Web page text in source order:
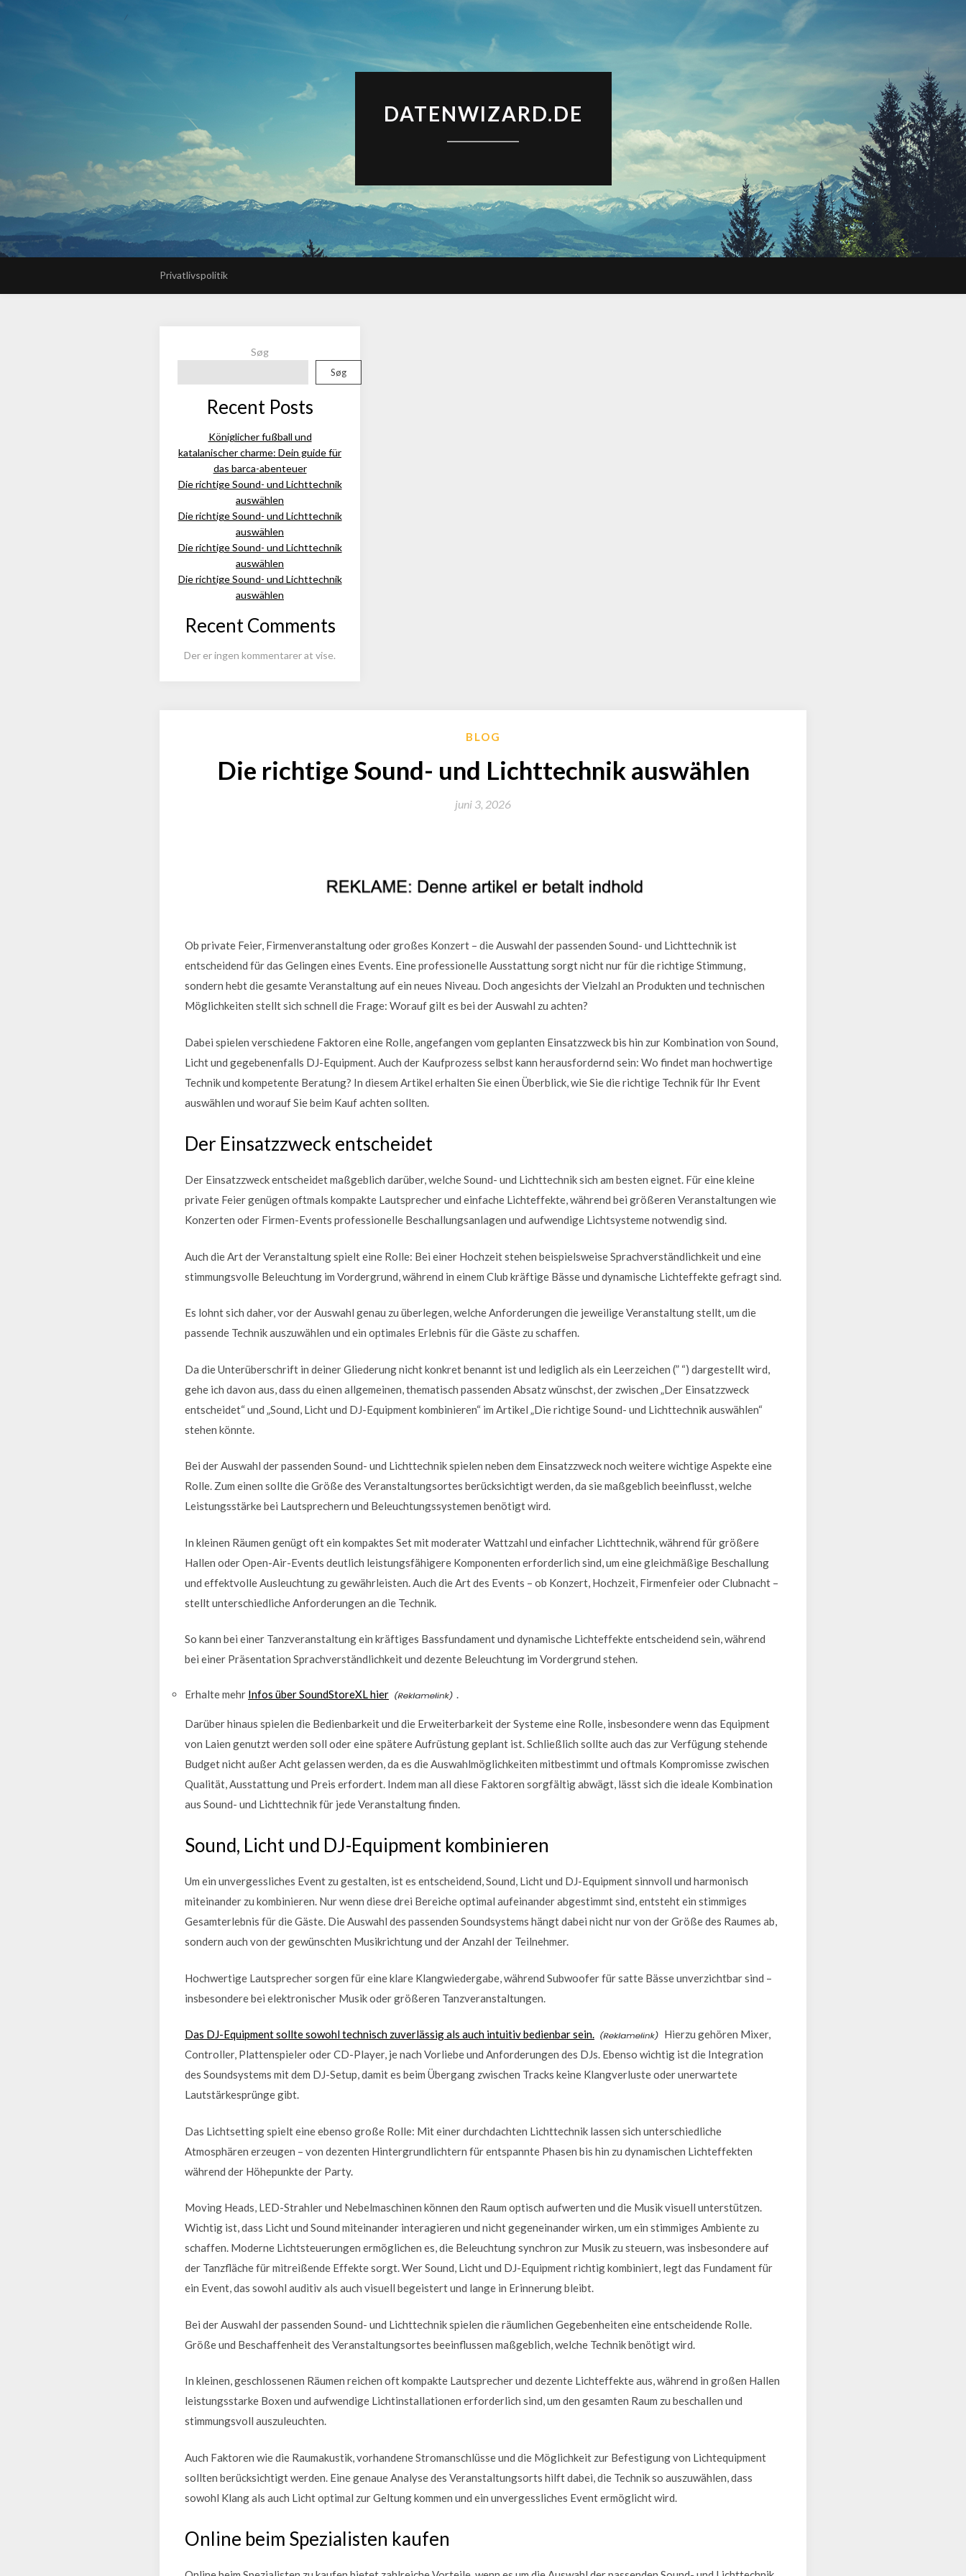
DATENWIZARD.DE
Privatlivspolitik
Søg
Søg
Recent Posts
Königlicher fußball und
katalanischer charme: Dein guide für
das barca-abenteuer
Die richtige Sound- und Lichttechnik
auswählen
Die richtige Sound- und Lichttechnik
auswählen
Die richtige Sound- und Lichttechnik
auswählen
Die richtige Sound- und Lichttechnik
auswählen
Recent Comments
Der er ingen kommentarer at vise.
BLOG
Die richtige Sound- und Lichttechnik auswählen
juni 3, 2026
Ob private Feier, Firmenveranstaltung oder großes Konzert – die Auswahl der passenden Sound- und Lichttechnik ist
entscheidend für das Gelingen eines Events. Eine professionelle Ausstattung sorgt nicht nur für die richtige Stimmung,
sondern hebt die gesamte Veranstaltung auf ein neues Niveau. Doch angesichts der Vielzahl an Produkten und technischen
Möglichkeiten stellt sich schnell die Frage: Worauf gilt es bei der Auswahl zu achten?
Dabei spielen verschiedene Faktoren eine Rolle, angefangen vom geplanten Einsatzzweck bis hin zur Kombination von Sound,
Licht und gegebenenfalls DJ-Equipment. Auch der Kaufprozess selbst kann herausfordernd sein: Wo findet man hochwertige
Technik und kompetente Beratung? In diesem Artikel erhalten Sie einen Überblick, wie Sie die richtige Technik für Ihr Event
auswählen und worauf Sie beim Kauf achten sollten.
Der Einsatzzweck entscheidet
Der Einsatzzweck entscheidet maßgeblich darüber, welche Sound- und Lichttechnik sich am besten eignet. Für eine kleine
private Feier genügen oftmals kompakte Lautsprecher und einfache Lichteffekte, während bei größeren Veranstaltungen wie
Konzerten oder Firmen-Events professionelle Beschallungsanlagen und aufwendige Lichtsysteme notwendig sind.
Auch die Art der Veranstaltung spielt eine Rolle: Bei einer Hochzeit stehen beispielsweise Sprachverständlichkeit und eine
stimmungsvolle Beleuchtung im Vordergrund, während in einem Club kräftige Bässe und dynamische Lichteffekte gefragt sind.
Es lohnt sich daher, vor der Auswahl genau zu überlegen, welche Anforderungen die jeweilige Veranstaltung stellt, um die
passende Technik auszuwählen und ein optimales Erlebnis für die Gäste zu schaffen.
Da die Unterüberschrift in deiner Gliederung nicht konkret benannt ist und lediglich als ein Leerzeichen (” “) dargestellt wird,
gehe ich davon aus, dass du einen allgemeinen, thematisch passenden Absatz wünschst, der zwischen „Der Einsatzzweck
entscheidet“ und „Sound, Licht und DJ-Equipment kombinieren“ im Artikel „Die richtige Sound- und Lichttechnik auswählen“
stehen könnte.
Bei der Auswahl der passenden Sound- und Lichttechnik spielen neben dem Einsatzzweck noch weitere wichtige Aspekte eine
Rolle. Zum einen sollte die Größe des Veranstaltungsortes berücksichtigt werden, da sie maßgeblich beeinflusst, welche
Leistungsstärke bei Lautsprechern und Beleuchtungssystemen benötigt wird.
In kleinen Räumen genügt oft ein kompaktes Set mit moderater Wattzahl und einfacher Lichttechnik, während für größere
Hallen oder Open-Air-Events deutlich leistungsfähigere Komponenten erforderlich sind, um eine gleichmäßige Beschallung
und effektvolle Ausleuchtung zu gewährleisten. Auch die Art des Events – ob Konzert, Hochzeit, Firmenfeier oder Clubnacht –
stellt unterschiedliche Anforderungen an die Technik.
So kann bei einer Tanzveranstaltung ein kräftiges Bassfundament und dynamische Lichteffekte entscheidend sein, während
bei einer Präsentation Sprachverständlichkeit und dezente Beleuchtung im Vordergrund stehen.
Erhalte mehr Infos über SoundStoreXL hier
Darüber hinaus spielen die Bedienbarkeit und die Erweiterbarkeit der Systeme eine Rolle, insbesondere wenn das Equipment
von Laien genutzt werden soll oder eine spätere Aufrüstung geplant ist. Schließlich sollte auch das zur Verfügung stehende
Budget nicht außer Acht gelassen werden, da es die Auswahlmöglichkeiten mitbestimmt und oftmals Kompromisse zwischen
Qualität, Ausstattung und Preis erfordert. Indem man all diese Faktoren sorgfältig abwägt, lässt sich die ideale Kombination
aus Sound- und Lichttechnik für jede Veranstaltung finden.
Sound, Licht und DJ-Equipment kombinieren
Um ein unvergessliches Event zu gestalten, ist es entscheidend, Sound, Licht und DJ-Equipment sinnvoll und harmonisch
miteinander zu kombinieren. Nur wenn diese drei Bereiche optimal aufeinander abgestimmt sind, entsteht ein stimmiges
Gesamterlebnis für die Gäste. Die Auswahl des passenden Soundsystems hängt dabei nicht nur von der Größe des Raumes ab,
sondern auch von der gewünschten Musikrichtung und der Anzahl der Teilnehmer.
Hochwertige Lautsprecher sorgen für eine klare Klangwiedergabe, während Subwoofer für satte Bässe unverzichtbar sind –
insbesondere bei elektronischer Musik oder größeren Tanzveranstaltungen.
Das DJ-Equipment sollte sowohl technisch zuverlässig als auch intuitiv bedienbar sein.
Hierzu gehören Mixer,
Controller, Plattenspieler oder CD-Player, je nach Vorliebe und Anforderungen des DJs. Ebenso wichtig ist die Integration
des Soundsystems mit dem DJ-Setup, damit es beim Übergang zwischen Tracks keine Klangverluste oder unerwartete
Lautstärkesprünge gibt.
Das Lichtsetting spielt eine ebenso große Rolle: Mit einer durchdachten Lichttechnik lassen sich unterschiedliche
Atmosphären erzeugen – von dezenten Hintergrundlichtern für entspannte Phasen bis hin zu dynamischen Lichteffekten
während der Höhepunkte der Party.
Moving Heads, LED-Strahler und Nebelmaschinen können den Raum optisch aufwerten und die Musik visuell unterstützen.
Wichtig ist, dass Licht und Sound miteinander interagieren und nicht gegeneinander wirken, um ein stimmiges Ambiente zu
schaffen. Moderne Lichtsteuerungen ermöglichen es, die Beleuchtung synchron zur Musik zu steuern, was insbesondere auf
der Tanzfläche für mitreißende Effekte sorgt. Wer Sound, Licht und DJ-Equipment richtig kombiniert, legt das Fundament für
ein Event, das sowohl auditiv als auch visuell begeistert und lange in Erinnerung bleibt.
Bei der Auswahl der passenden Sound- und Lichttechnik spielen die räumlichen Gegebenheiten eine entscheidende Rolle.
Größe und Beschaffenheit des Veranstaltungsortes beeinflussen maßgeblich, welche Technik benötigt wird.
In kleinen, geschlossenen Räumen reichen oft kompakte Lautsprecher und dezente Lichteffekte aus, während in großen Hallen
leistungsstarke Boxen und aufwendige Lichtinstallationen erforderlich sind, um den gesamten Raum zu beschallen und
stimmungsvoll auszuleuchten.
Auch Faktoren wie die Raumakustik, vorhandene Stromanschlüsse und die Möglichkeit zur Befestigung von Lichtequipment
sollten berücksichtigt werden. Eine genaue Analyse des Veranstaltungsorts hilft dabei, die Technik so auszuwählen, dass
sowohl Klang als auch Licht optimal zur Geltung kommen und ein unvergessliches Event ermöglicht wird.
Online beim Spezialisten kaufen